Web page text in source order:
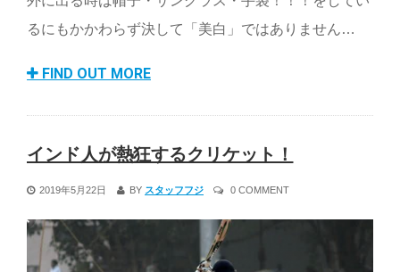
るにもかかわらず決して「美白」ではありません…
FIND OUT MORE
インド人が熱狂するクリケット！
2019年5月22日 BY スタッフフジ 0 COMMENT